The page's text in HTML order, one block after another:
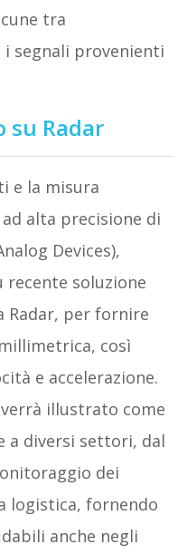
tra
segnali provenienti
su Radar
e la misura
alta precisione di
Devices),
soluzione
Radar, per fornire
così
e accelerazione.
illustrato come
a diversi settori, dal
dei
logistica, fornendo
anche negli